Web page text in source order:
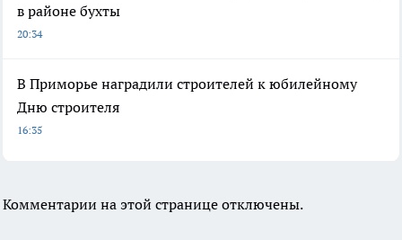
в районе бухты
20:34
В Приморье наградили строителей к юбилейному
Дню строителя
16:35
Комментарии на этой странице отключены.